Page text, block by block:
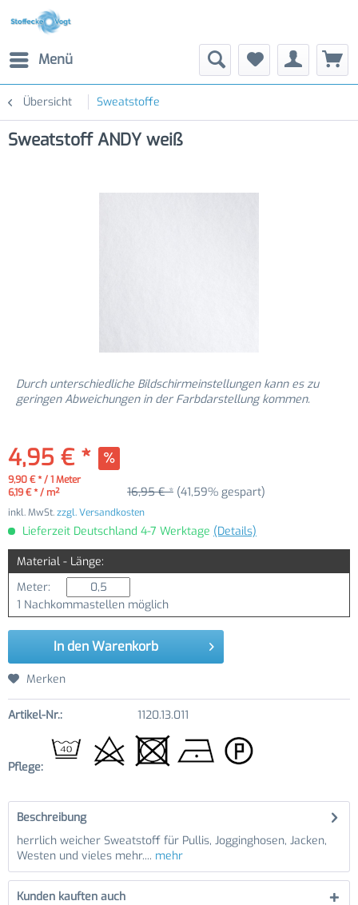
Menü
Übersicht Sweatstoffe
Sweatstoff ANDY weiß
Durch unterschiedliche Bildschirmeinstellungen kann es zu
geringen Abweichungen in der Farbdarstellung kommen.
4,95 € *
9,90 € * / 1 Meter
6,19 € * / m²
16,95 € * (41,59% gespart)
inkl. MwSt.zzgl. Versandkosten
Lieferzeit Deutschland 4-7 Werktage (Details)
Material - Länge:
Meter:
1 Nachkommastellen möglich
In den Warenkorb
Merken
Artikel-Nr.: 1120.13.011
Pflege:
Beschreibung
herrlich weicher Sweatstoff für Pullis, Jogginghosen, Jacken,
Westen und vieles mehr.... mehr
Kunden kauften auch